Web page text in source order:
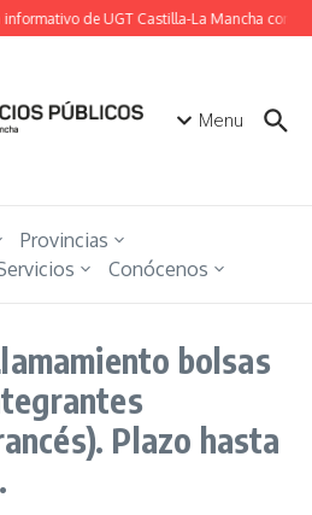
de UGT Castilla-La Mancha con
Menu
Provincias
Conócenos
bolsas
Plazo hasta